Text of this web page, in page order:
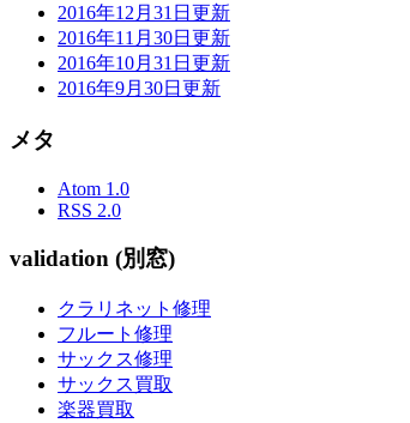
2016年12月31日更新
2016年11月30日更新
2016年10月31日更新
2016年9月30日更新
メタ
Atom 1.0
RSS 2.0
validation (別窓)
クラリネット修理
フルート修理
サックス修理
サックス買取
楽器買取